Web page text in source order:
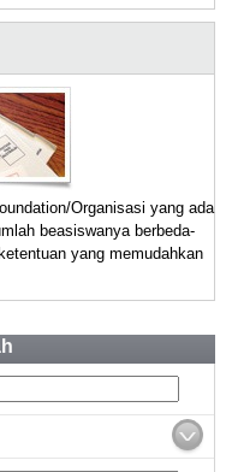
Organisasi yang ada
beasiswanya berbeda-
yang memudahkan